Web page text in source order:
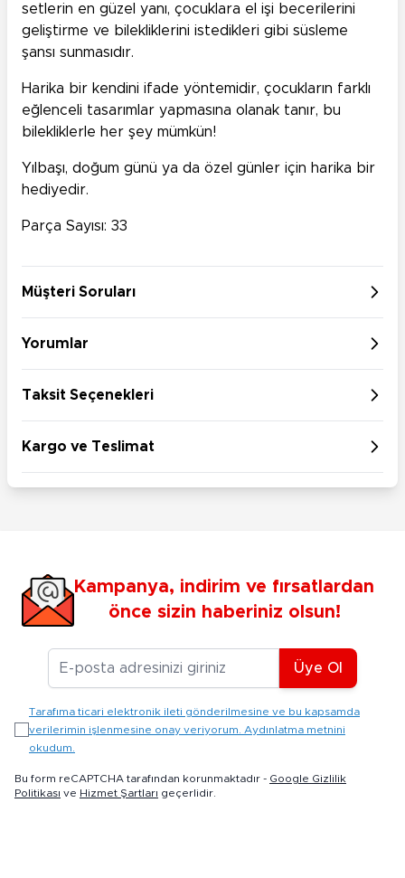
setlerin en güzel yanı, çocuklara el işi becerilerini
geliştirme ve bilekliklerini istedikleri gibi süsleme
şansı sunmasıdır.
Harika bir kendini ifade yöntemidir, çocukların farklı
eğlenceli tasarımlar yapmasına olanak tanır, bu
bilekliklerle her şey mümkün!
Yılbaşı, doğum günü ya da özel günler için harika bir
hediyedir.
Parça Sayısı: 33
Müşteri Soruları
Yorumlar
Taksit Seçenekleri
Kargo ve Teslimat
Kampanya, indirim ve fırsatlardan
önce sizin haberiniz olsun!
E-posta Adresiniz
Üye Ol
Tarafıma ticari elektronik ileti gönderilmesine ve bu kapsamda
verilerimin işlenmesine onay veriyorum. Aydınlatma metnini
okudum.
Bu form reCAPTCHA tarafından korunmaktadır - Google Gizlilik
Politikası ve Hizmet Şartları geçerlidir.